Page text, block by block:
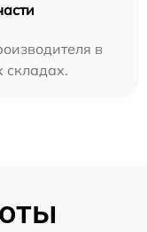
в
складах.